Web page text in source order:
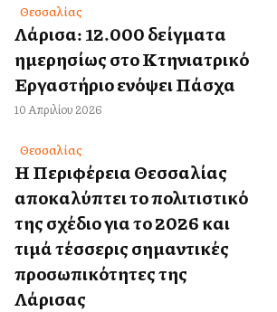
Θεσσαλίας
Λάρισα: 12.000 δείγματα
ημερησίως στο Κτηνιατρικό
Εργαστήριο ενόψει Πάσχα
10 Απριλίου 2026
Θεσσαλίας
Η Περιφέρεια Θεσσαλίας
αποκαλύπτει το πολιτιστικό
της σχέδιο για το 2026 και
τιμά τέσσερις σημαντικές
προσωπικότητες της
Λάρισας